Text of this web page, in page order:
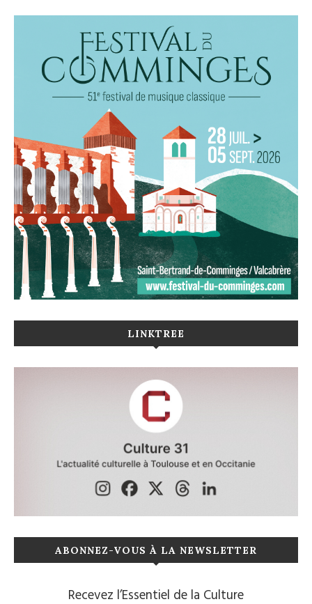
LINKTREE
ABONNEZ-VOUS À LA NEWSLETTER
Recevez l’Essentiel de la Culture